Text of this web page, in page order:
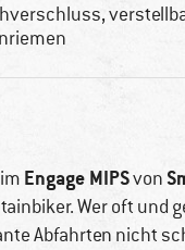
Engage MIPSvon
Wer oft und
Abfahrten nicht